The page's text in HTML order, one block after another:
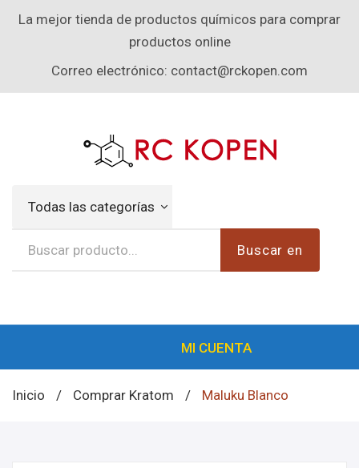
La mejor tienda de productos químicos para comprar
productos online
Correo electrónico: contact@rckopen.com
Todas las categorías
Buscar en
MI CUENTA
Inicio / Comprar Kratom / Maluku Blanco